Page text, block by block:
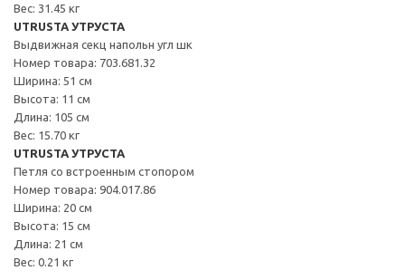
Вес: 31.45 кг
UTRUSTA УТРУСТА
Выдвижная секц напольн угл шк
Номер товара: 703.681.32
Ширина: 51 см
Высота: 11 см
Длина: 105 см
Вес: 15.70 кг
UTRUSTA УТРУСТА
Петля со встроенным стопором
Номер товара: 904.017.86
Ширина: 20 см
Высота: 15 см
Длина: 21 см
Вес: 0.21 кг